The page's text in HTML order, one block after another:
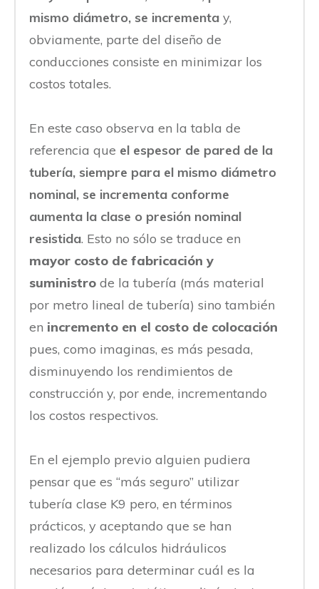
mismo diámetro, se incrementa y,
obviamente, parte del diseño de
conducciones consiste en minimizar los
costos totales.
En este caso observa en la tabla de
referencia que el espesor de pared de la
tubería, siempre para el mismo diámetro
nominal, se incrementa conforme
aumenta la clase o presión nominal
resistida. Esto no sólo se traduce en
mayor costo de fabricación y
suministro de la tubería (más material
por metro lineal de tubería) sino también
en incremento en el costo de colocación
pues, como imaginas, es más pesada,
disminuyendo los rendimientos de
construcción y, por ende, incrementando
los costos respectivos.
En el ejemplo previo alguien pudiera
pensar que es “más seguro” utilizar
tubería clase K9 pero, en términos
prácticos, y aceptando que se han
realizado los cálculos hidráulicos
necesarios para determinar cuál es la